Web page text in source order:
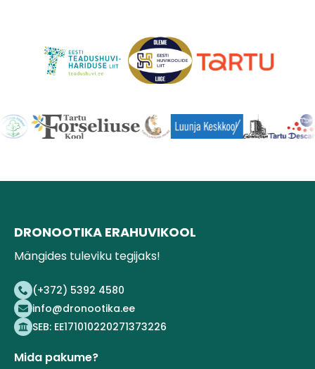
DRONOOTIKA ERAHUVIKOOL
Mängides tuleviku tegijaks!
(+372) 5392 4580
info@dronootika.ee
SEB: EE171010220271373226
Mida pakume?